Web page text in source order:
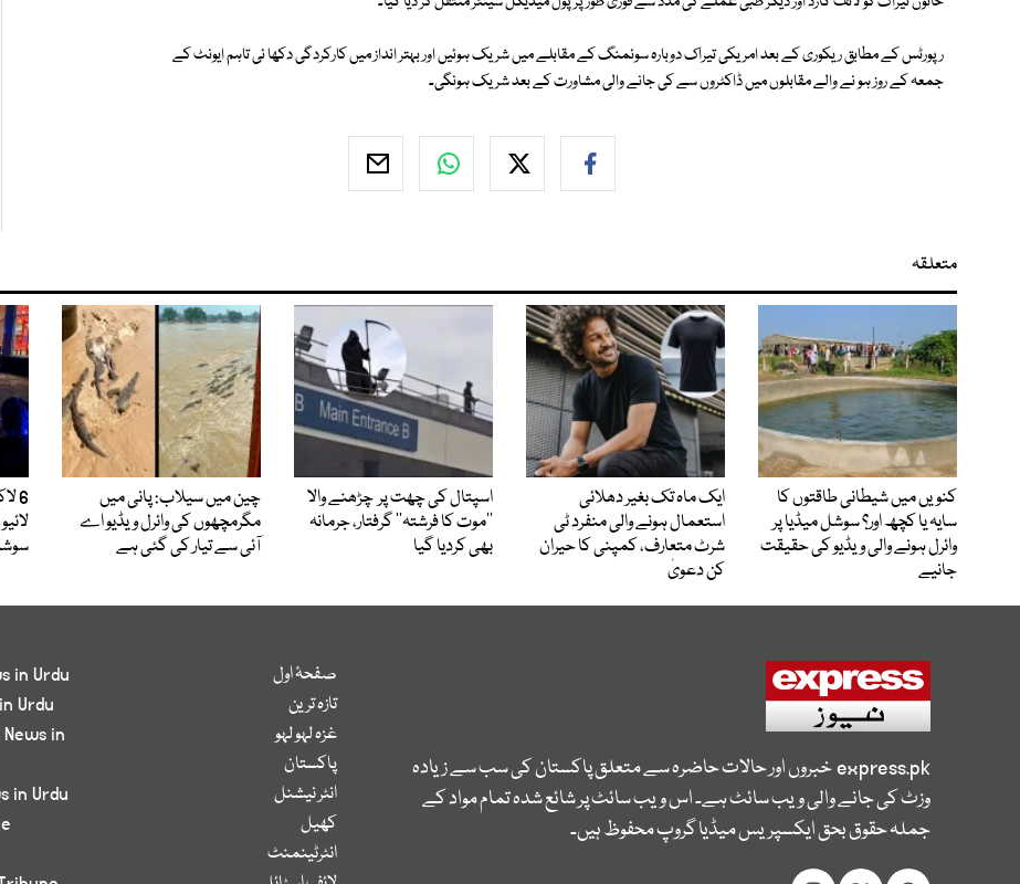
رپورٹس کے مطابق ریکوری کے بعد امریکی تیراک دوبارہ سوئمنگ کے مقابلے میں شریک ہوئیں اور بہتر انداز میں کارکردگی دکھا ئی تاہم ایونٹ کے
جمعہ کے روز ہو نے والے مقابلوں میں ڈاکٹروں سے کی جانے والی مشاورت کے بعد شریک ہونگی۔
متعلقہ
کنویں میں شیطانی طاقتوں کا
سایہ یا کچھ اور؟ سوشل میڈیا پر
وائرل ہونے والی ویڈیو کی حقیقت
جانیے
ایک ماہ تک بغیر دھلائی
استعمال ہونے والی منفرد ٹی
شرٹ متعارف، کمپنی کا حیران
کن دعویٰ
اسپتال کی چھت پر چڑھنے والا
’’موت کا فرشتہ‘‘ گرفتار، جرمانہ
بھی کردیا گیا
چین میں سیلاب: پانی میں
مگرمچھوں کی وائرل ویڈیو اے
آئی سے تیار کی گئی ہے
6
express.pkخبروں اور حالات حاضرہ سے متعلق پاکستان کی سب سے زیادہ
وزٹ کی جانے والی ویب سائٹ ہے۔ اس ویب سائٹ پر شائع شدہ تمام مواد کے
جملہ حقوق بحق ایکسپریس میڈیا گروپ محفوظ ہیں۔
صفحۂ اول
تازہ ترین
غزہ لہو لہو
پاکستان
انٹر نیشنل
کھیل
انٹرٹینمنٹ
in Urdu
Urdu
in
in Urdu